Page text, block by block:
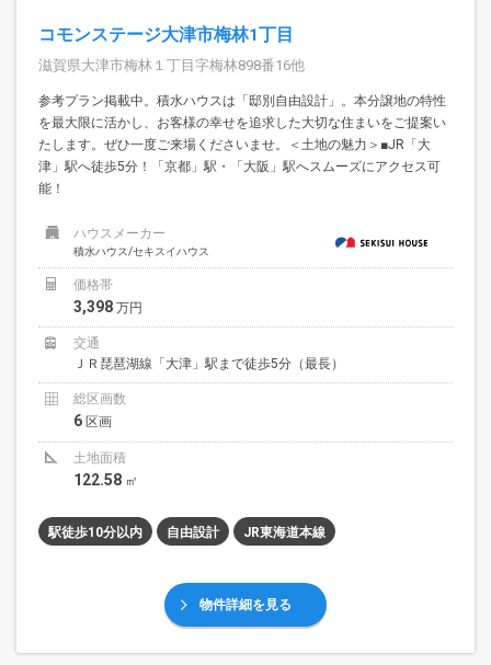
コモンステージ大津市梅林1丁目
滋賀県大津市梅林１丁目字梅林898番16他
参考プラン掲載中。積水ハウスは「邸別自由設計」。本分譲地の特性
を最大限に活かし、お客様の幸せを追求した大切な住まいをご提案い
たします。ぜひ一度ご来場くださいませ。＜土地の魅力＞■JR「大
津」駅へ徒歩5分！「京都」駅・「大阪」駅へスムーズにアクセス可
能！
ハウスメーカー
積水ハウス/セキスイハウス
価格帯
3,398 万円
交通
ＪＲ琵琶湖線「大津」駅まで徒歩5分（最長）
総区画数
6 区画
土地面積
122.58 ㎡
駅徒歩10分以内 自由設計 JR東海道本線
物件詳細を見る